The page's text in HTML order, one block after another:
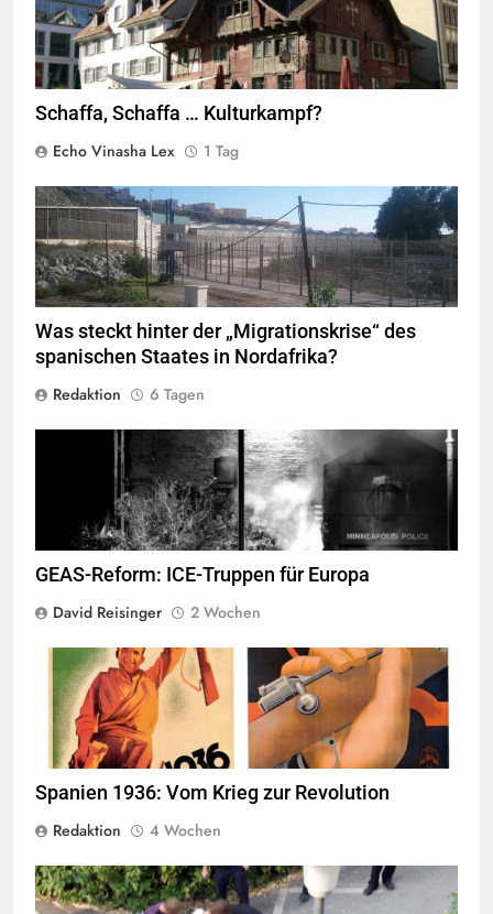
Schaffa, Schaffa … Kulturkampf?
Echo Vinasha Lex
1 Tag
Valla de la Frontera zwischen Ceuta und Marokko.Quelle©
Xemenendura, CA-
BY-SA-3.0
Was steckt hinter der „Migrationskrise“ des
spanischen Staates in Nordafrika?
Redaktion
6 Tagen
George Floyd Aufstand © Chad Davis.jpg
GEAS-Reform: ICE-Truppen für Europa
David Reisinger
2 Wochen
© Wikimedia Commons Quelle
Spanien 1936: Vom Krieg zur Revolution
Redaktion
4 Wochen
Jugendliche verlieren im öffentlichen Raum zunehmend ihre
Freiheiten,Quelle © Armin KübelbeckCC-BY-SA-3.0